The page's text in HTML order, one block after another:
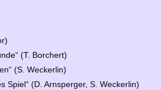
(T. Borchert)
(S. Weckerlin)
Spiel“ (D. Arnsperger, S. Weckerlin)